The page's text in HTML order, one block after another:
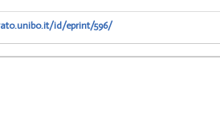
id/eprint/596/